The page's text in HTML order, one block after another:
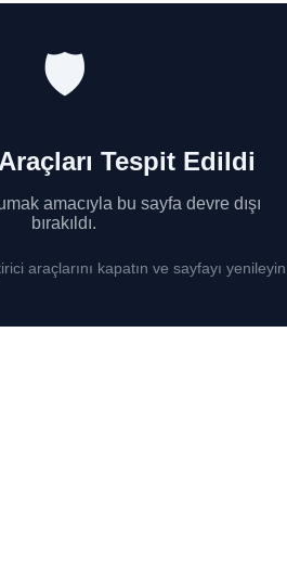
🛡️
Tespit Edildi
amacıyla bu sayfa devre dışı
bırakıldı.
araçlarını kapatın ve sayfayı